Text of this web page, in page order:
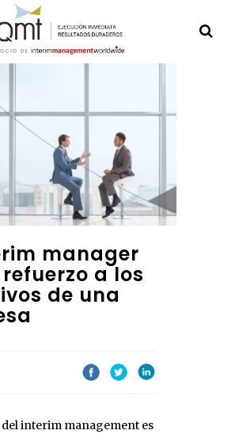
manager
a los
de una
interim management es